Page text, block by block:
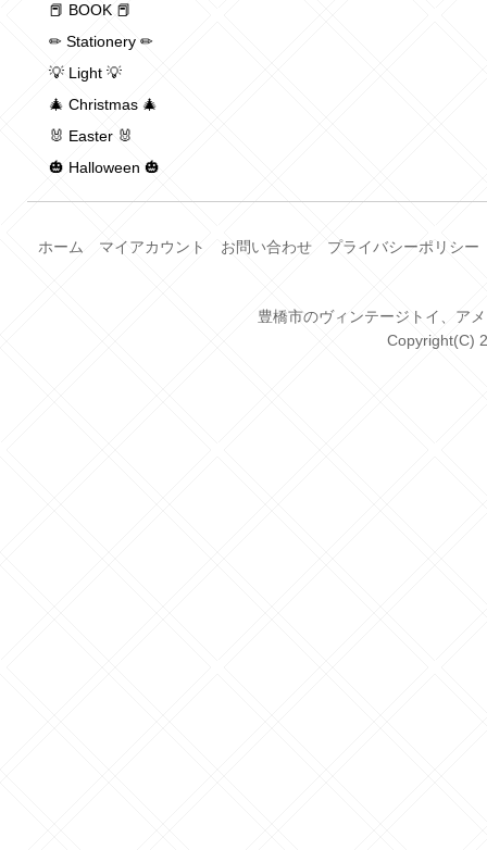
📕 BOOK 📕
✏ Stationery ✏
💡 Light 💡
🎄 Christmas 🎄
🐰 Easter 🐰
🎃 Halloween 🎃
ホーム マイアカウント お問い合わせ プライバシーポリシー
豊橋市のヴィンテージトイ、ア
Copyright(C)